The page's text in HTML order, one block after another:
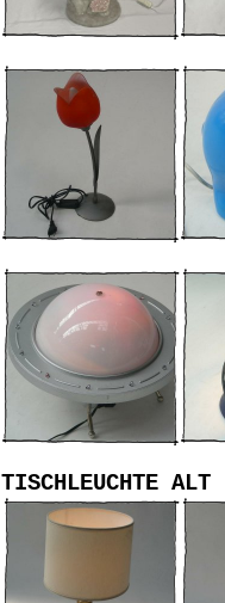
TISCHLEUCHTE ALT